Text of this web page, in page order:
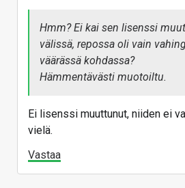
Hmm? Ei kai sen lisenssi
välissä, repossa oli vain
väärässä kohdassa?
Hämmentävästi muotoiltu.
Ei lisenssi muuttunut, niiden ei
vielä.
Vastaa